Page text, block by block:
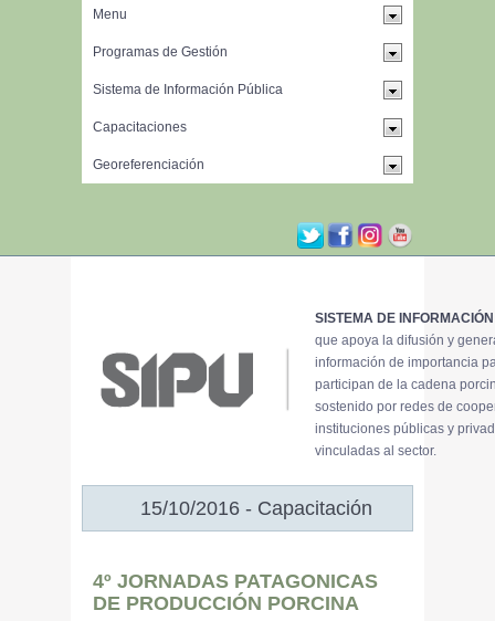
SISTEMA DE
que apoya la difusión y
información de importancia
participan de la cadena
sostenido por redes de
instituciones públicas y
vinculadas al sector.
15/10/2016 - Capacitación
4º JORNADAS PATAGONICAS
DE PRODUCCIÓN PORCINA